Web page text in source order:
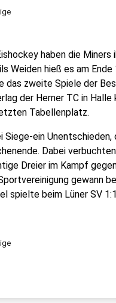
haben die
Weiden hieß es am
das zweite Spiele der
der Herner TC in
Tabellenplatz.
Siege-ein
Dabei
Dreier im Kampf
gewann
spielte beim Lüner SV